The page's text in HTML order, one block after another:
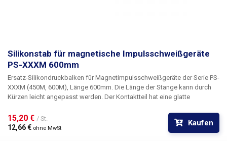
Silikonstab für magnetische Impulsschweißgeräte
PS-XXXM 600mm
Ersatz-Silikondruckbalken für Magnetimpulsschweißgeräte der Serie PS-
XXXM (450M, 600M), Länge 600mm. Die Länge der Stange kann durch
Kürzen leicht angepasst werden. Der Kontaktteil hat eine glatte
15,20 € / St.
12,66 € ohne MwSt
Kaufen